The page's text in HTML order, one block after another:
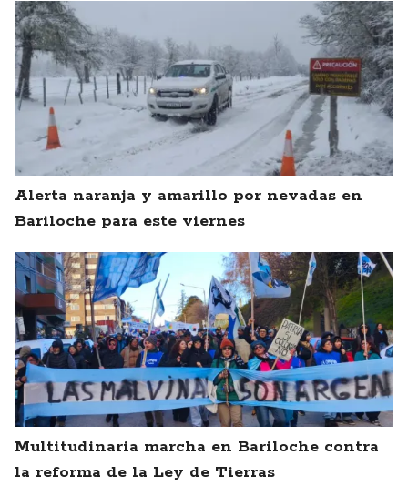
Alerta naranja y amarillo por nevadas en
Bariloche para este viernes
Multitudinaria marcha en Bariloche contra
la reforma de la Ley de Tierras